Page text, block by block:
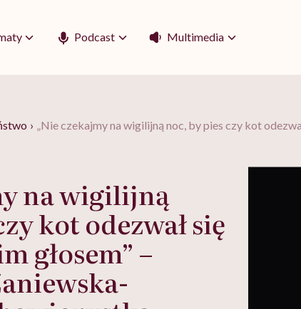
Podcast Multimedia
› „Nie czekajmy na wigilijną noc, by pies czy kot
na wigilijną
kot odezwał się
głosem” –